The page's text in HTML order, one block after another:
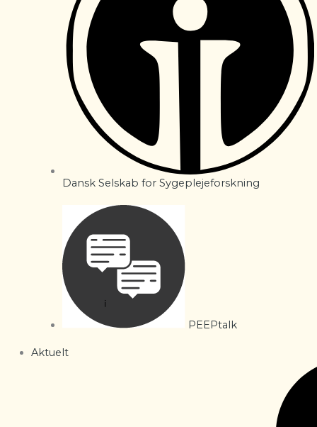
Dansk Selskab for Sygeplejeforskning
PEEPtalk
Aktuelt